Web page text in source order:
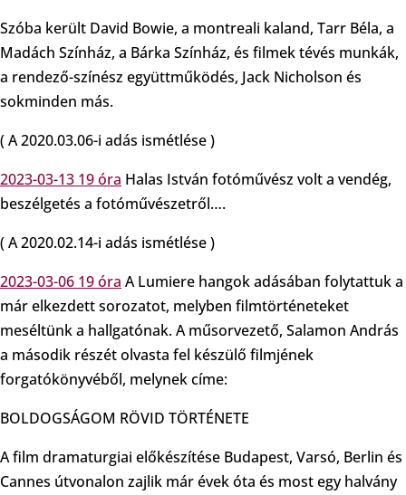
Szóba került David Bowie, a montreali kaland, Tarr Béla, a
Madách Színház, a Bárka Színház, és filmek tévés munkák,
a rendező-színész együttműködés, Jack Nicholson és
sokminden más.
( A 2020.03.06-i adás ismétlése )
2023-03-13 19 óra Halas István fotóművész volt a vendég,
beszélgetés a fotóművészetről….
( A 2020.02.14-i adás ismétlése )
2023-03-06 19 óra A Lumiere hangok adásában folytattuk a
már elkezdett sorozatot, melyben filmtörténeteket
meséltünk a hallgatónak. A műsorvezető, Salamon András
a második részét olvasta fel készülő filmjének
forgatókönyvéből, melynek címe:
BOLDOGSÁGOM RÖVID TÖRTÉNETE
A film dramaturgiai előkészítése Budapest, Varsó, Berlin és
Cannes útvonalon zajlik már évek óta és most egy halvány